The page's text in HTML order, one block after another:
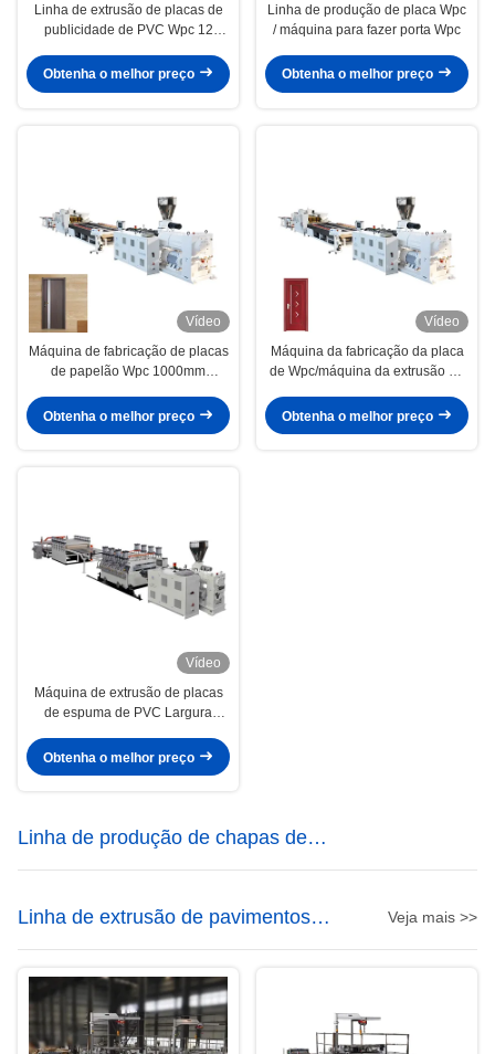
Linha de extrusão de placas de
publicidade de PVC Wpc 12
Obtenha o melhor preço
Linha de produção de placa Wpc
/ máquina para fazer porta Wpc
Obtenha o melhor preço
Vídeo
Máquina de fabricação de placas
de papelão Wpc 1000mm
portas de papelão Wpc
Obtenha o melhor preço
Vídeo
Máquina da fabricação da placa
de Wpc/máquina da extrusão da
Obtenha o melhor preço
Vídeo
Máquina de extrusão de placas
de espuma de PVC Largura
fabricação de placas de Wpc 400
kg/H
Obtenha o melhor preço
Linha de produção de chapas de
mármore de PVC
Linha de extrusão de pavimentos
SPC
Veja mais >>